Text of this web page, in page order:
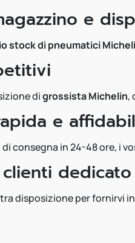
e
stock di pneumatici
digrossista Michelin,
e
consegna in 24-48 ore, i
dedicato
disposizione per fornirvi